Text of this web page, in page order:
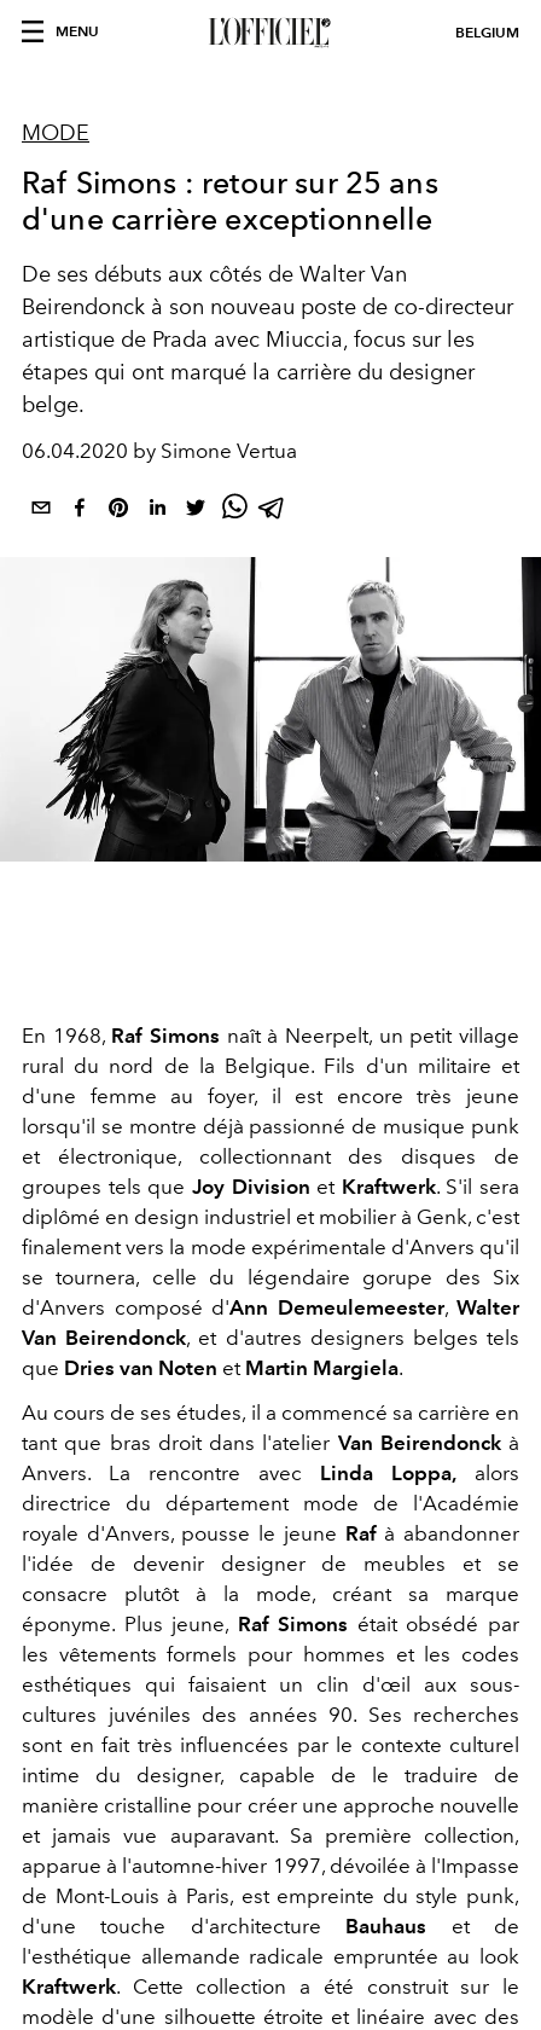
MENU BELGIUM
MODE
Raf Simons : retour sur 25 ans
d'une carrière exceptionnelle
De ses débuts aux côtés de Walter Van
Beirendonck à son nouveau poste de co-directeur
artistique de Prada avec Miuccia, focus sur les
étapes qui ont marqué la carrière du designer
belge.
06.04.2020 by Simone Vertua
En 1968, Raf Simons naît à Neerpelt, un petit village
rural du nord de la Belgique. Fils d'un militaire et
d'une femme au foyer, il est encore très jeune
lorsqu'il se montre déjà passionné de musique punk
et électronique, collectionnant des disques de
groupes tels que Joy Division et Kraftwerk. S'il sera
diplômé en design industriel et mobilier à Genk, c'est
finalement vers la mode expérimentale d'Anvers qu'il
se tournera, celle du légendaire gorupe des Six
d'Anvers composé d'Ann Demeulemeester, Walter
Van Beirendonck, et d'autres designers belges tels
que Dries van Noten et Martin Margiela.
Au cours de ses études, il a commencé sa carrière en
tant que bras droit dans l'atelier Van Beirendonckà
Anvers. La rencontre avec Linda Loppa, alors
directrice du département mode de l'Académie
royale d'Anvers, pousse le jeune Rafà abandonner
l'idée de devenir designer de meubles et se
consacre plutôt à la mode, créant sa marque
éponyme. Plus jeune, Raf Simons était obsédé par
les vêtements formels pour hommes et les codes
esthétiques qui faisaient un clin d'œil aux sous-
cultures juvéniles des années 90. Ses recherches
sont en fait très influencées par le contexte culturel
intime du designer, capable de le traduire de
manière cristalline pour créer une approche nouvelle
et jamais vue auparavant. Sa première collection,
apparue à l'automne-hiver 1997, dévoilée à l'Impasse
de Mont-Louis à Paris, est empreinte du style punk,
d'une touche d'architecture Bauhaus et de
l'esthétique allemande radicale empruntée au look
Kraftwerk. Cette collection a été construit sur le
modèle d'une silhouette étroite et linéaire avec des